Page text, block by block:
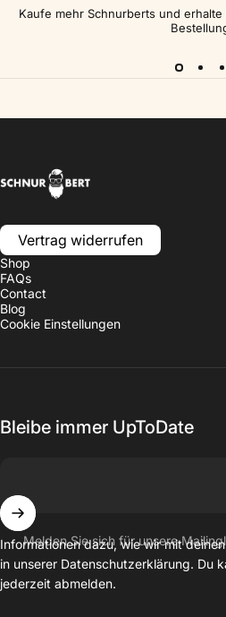
Kaufe mehr Schnurberts und
Schnurbert
Vertrag widerrufen
Shop
FAQs
Contact
Blog
Cookie Einstellungen
Bleibe immer UpToDate
Melden Sie sich für unsere
Informationen dazu, wie wir mit
in unserer Datenschutzerklärung. Du
jederzeit abmelden.